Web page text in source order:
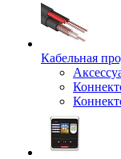
Кабельная